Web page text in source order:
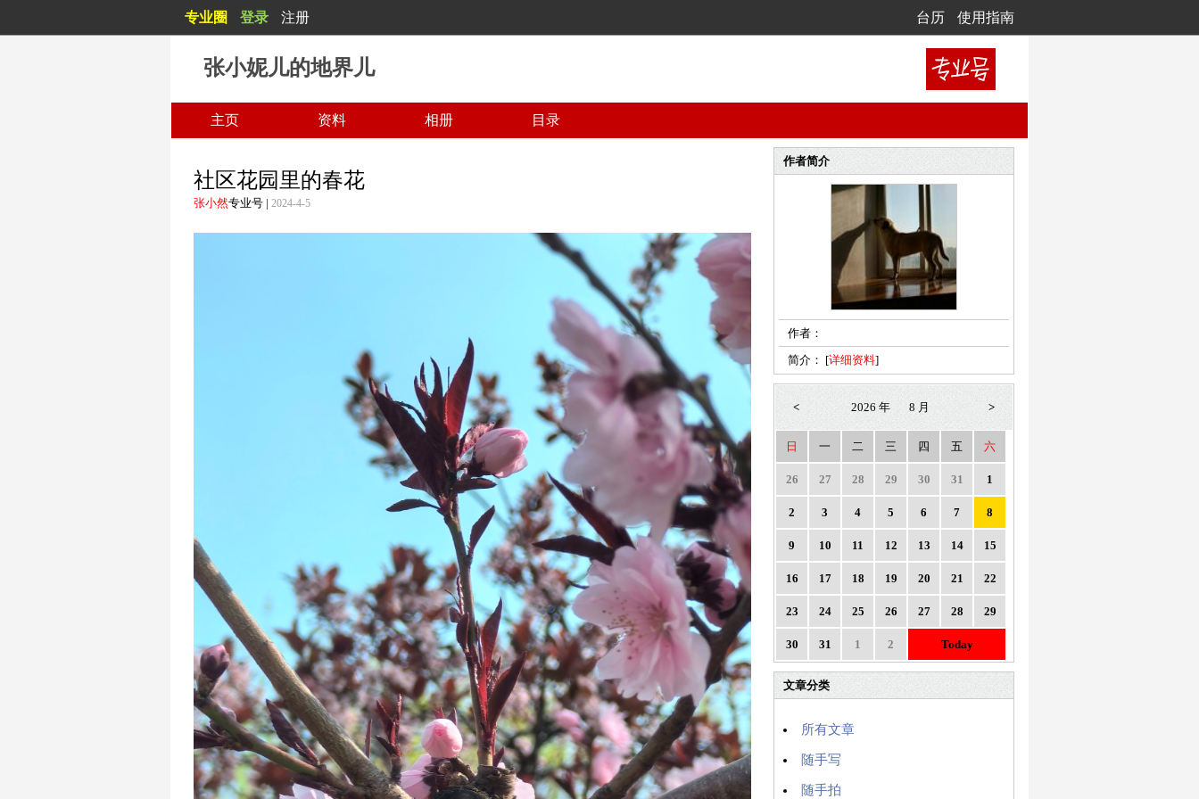
专业圈 登录 注册 台历 使用指南
张小妮儿的地界儿
白日不到处，青春恰自来。 苔花如米小，也学牡丹开。
主页 资料 相册 目录
社区花园里的春花
张小然专业号 | 2024-4-5
作者简介
作者：
简介： [详细资料]
< 2026 年 8 月 >
日 一 二 三 四 五 六
26 27 28 29 30 31 1
2 3 4 5 6 7 8
9 10 11 12 13 14 15
16 17 18 19 20 21 22
23 24 25 26 27 28 29
30 31 1 2 Today
文章分类
所有文章
随手写
随手拍